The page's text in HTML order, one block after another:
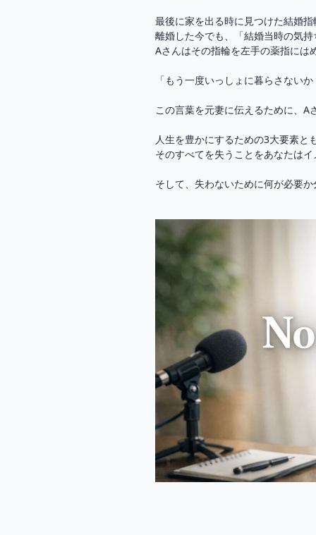
最後に家を出る時に見つけた結婚指
離婚した今でも、「結婚当時の気
Aさんはその指輪を左手の薬指には
「もう一度いっしょに暮らさない
この言葉を元妻に伝えるために、
人生を豊かにするための3大要素と
そのすべてを失うことをあなたは
そして、失わないために何が必要